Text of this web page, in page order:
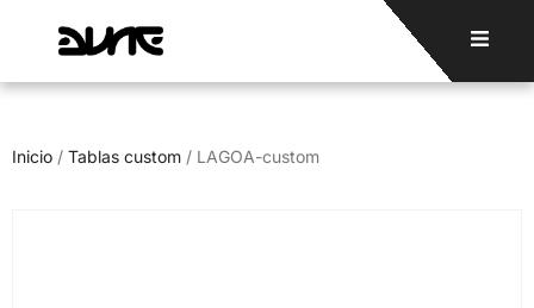
Inicio / Tablas custom / LAGOA-custom